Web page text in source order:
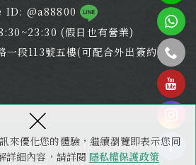
來優化您的體驗，繼續瀏覽即表示您同
詳細內容，請詳閱 隱私權保護政策
×
tel
ID: @a88800
(假日也有營業)
一段113號五樓(可配合外出簽約)
書事務所 All Rights Reserved.